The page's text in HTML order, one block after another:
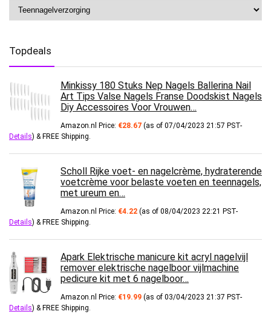
Topdeals
Minkissy 180 Stuks Nep Nagels Ballerina Nail
Art Tips Valse Nagels Franse Doodskist Nagels
Diy Accessoires Voor Vrouwen…
Amazon.nl Price: €28.67 (as of 07/04/2023 21:57 PST-
Details) & FREE Shipping.
Scholl Rijke voet- en nagelcrème, hydraterende
voetcrème voor belaste voeten en teennagels,
met ureum en…
Amazon.nl Price: €4.22 (as of 08/04/2023 22:21 PST-
Details) & FREE Shipping.
Apark Elektrische manicure kit acryl nagelvijl
remover elektrische nagelboor vijlmachine
pedicure kit met 6 nagelboor…
Amazon.nl Price: €19.99 (as of 03/04/2023 21:37 PST-
Details) & FREE Shipping.